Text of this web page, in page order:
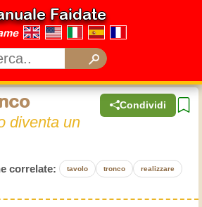
Faidate
Condividi
diventa un
correlate: tavolo tronco realizzare